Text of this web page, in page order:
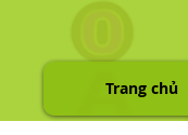
Trang chủ